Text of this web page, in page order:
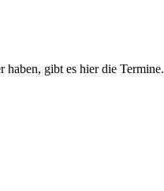
gibt es hier die Termine.